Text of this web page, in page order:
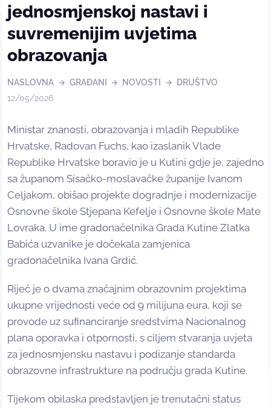
jednosmjenskoj nastavi i
suvremenijim uvjetima
obrazovanja
NASLOVNA GRAĐANI NOVOSTI
DRUŠTVO
12/05/2026
Ministar znanosti, obrazovanja i mladih Republike
Hrvatske, Radovan Fuchs, kao izaslanik Vlade
Republike Hrvatske boravio je u Kutini gdje je, zajedno
sa županom Sisačko-moslavačke županije Ivanom
Celjakom, obišao projekte dogradnje i modernizacije
Osnovne škole Stjepana Kefelje i Osnovne škole Mate
Lovraka. U ime gradonačelnika Grada Kutine Zlatka
Babića uzvanike je dočekala zamjenica
gradonačelnika Ivana Grdić.
Riječ je o dvama značajnim obrazovnim projektima
ukupne vrijednosti veće od 9 milijuna eura, koji se
provode uz sufinanciranje sredstvima Nacionalnog
plana oporavka i otpornosti, s ciljem stvaranja uvjeta
za jednosmjensku nastavu i podizanje standarda
obrazovne infrastrukture na području grada Kutine.
Tijekom obilaska predstavljen je trenutačni status